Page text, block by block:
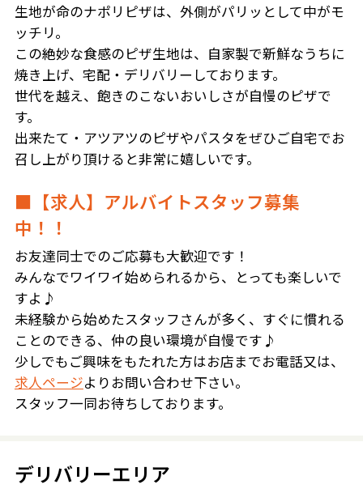
生地が命のナポリピザは、外側がパリッとして中がモ
ッチリ。
この絶妙な食感のピザ生地は、自家製で新鮮なうちに
焼き上げ、宅配・デリバリーしております。
世代を越え、飽きのこないおいしさが自慢のピザで
す。
出来たて・アツアツのピザやパスタをぜひご自宅でお
召し上がり頂けると非常に嬉しいです。
■【求人】アルバイトスタッフ募集
中！！
お友達同士でのご応募も大歓迎です！
みんなでワイワイ始められるから、とっても楽しいで
すよ♪
未経験から始めたスタッフさんが多く、すぐに慣れる
ことのできる、仲の良い環境が自慢です♪
少しでもご興味をもたれた方はお店までお電話又は、
求人ページよりお問い合わせ下さい。
スタッフ一同お待ちしております。
デリバリーエリア